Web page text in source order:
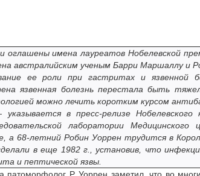
оглашены имена лауреатов Нобелевской
австралийским ученым Барри Маршаллу и
ее роли при гастритах и язвенной
язвенная болезнь перестала быть
можно лечить коротким курсом
в пресс-релизе
лаборатории Медицинского
а 68-летний Робин Уоррен трудится в
в еще 1982 г., установив, что
и пептической язвы.